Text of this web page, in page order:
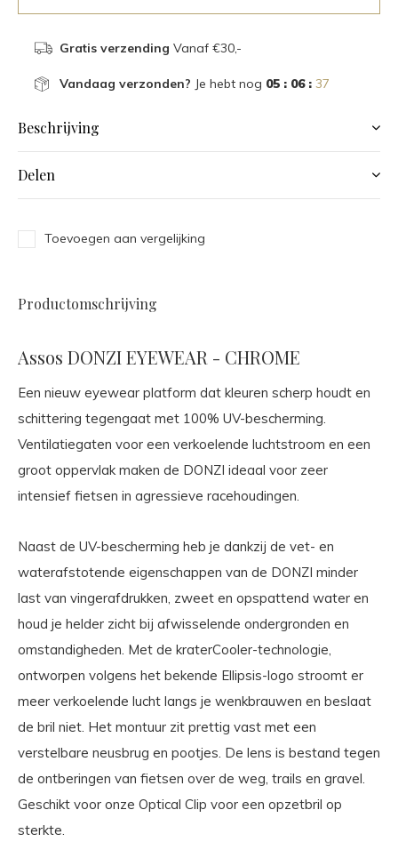
Gratis verzending Vanaf €30,-
Vandaag verzonden? Je hebt nog 05 : 06 : 37
Beschrijving
Delen
Toevoegen aan vergelijking
Productomschrijving
Assos DONZI EYEWEAR - CHROME
Een nieuw eyewear platform dat kleuren scherp houdt en
schittering tegengaat met 100% UV-bescherming.
Ventilatiegaten voor een verkoelende luchtstroom en een
groot oppervlak maken de DONZI ideaal voor zeer
intensief fietsen in agressieve racehoudingen.
Naast de UV-bescherming heb je dankzij de vet- en
waterafstotende eigenschappen van de DONZI minder
last van vingerafdrukken, zweet en opspattend water en
houd je helder zicht bij afwisselende ondergronden en
omstandigheden. Met de kraterCooler-technologie,
ontworpen volgens het bekende Ellipsis-logo stroomt er
meer verkoelende lucht langs je wenkbrauwen en beslaat
de bril niet. Het montuur zit prettig vast met een
verstelbare neusbrug en pootjes. De lens is bestand tegen
de ontberingen van fietsen over de weg, trails en gravel.
Geschikt voor onze Optical Clip voor een opzetbril op
sterkte.